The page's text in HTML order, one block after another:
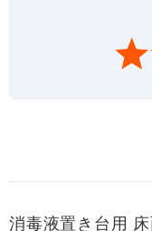
消毒液置き台用